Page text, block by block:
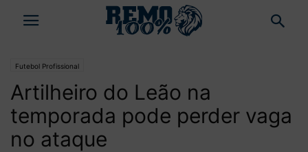
Futebol Profissional
Artilheiro do Leão na
temporada pode perder vaga
no ataque